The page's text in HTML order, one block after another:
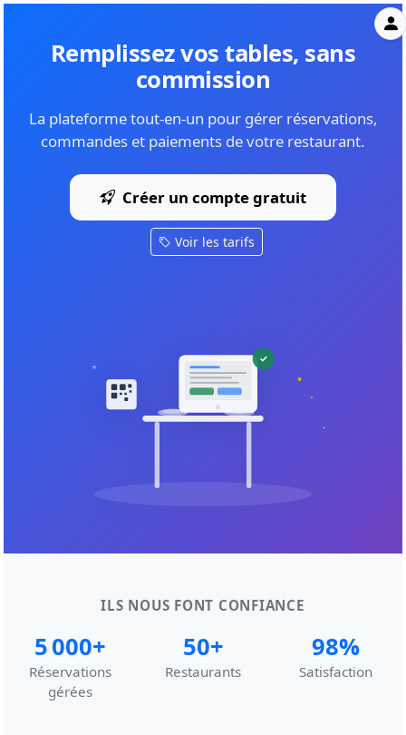
Remplissez vos tables, sans
commission
La plateforme tout-en-un pour gérer réservations,
commandes et paiements de votre restaurant.
Créer un compte gratuit
Voir les tarifs
✓
ILS NOUS FONT CONFIANCE
5 000+
Réservations
gérées
50+
Restaurants
98%
Satisfaction